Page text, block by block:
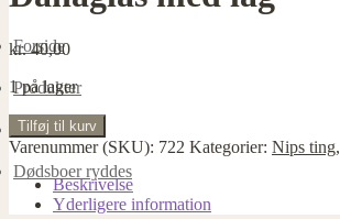
Forside
Produkter
Om os
Dødsboer ryddes
kr.40,00
1 på lager
Danaglas
med
låg
antal
Tilføj til kurv
Varenummer (SKU): 722 Kategorier: Nips ting,
Beskrivelse
Yderligere information